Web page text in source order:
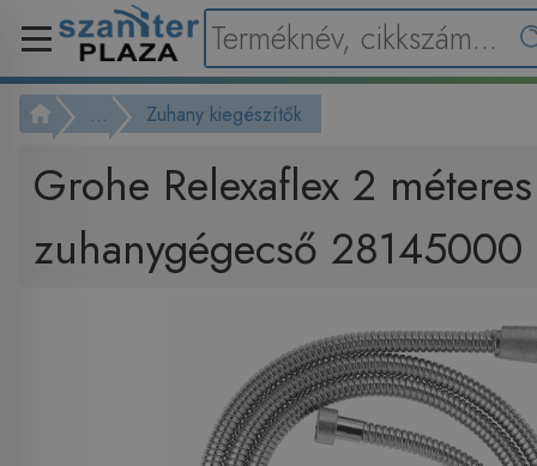
... Zuhany kiegészítők
Grohe Relexaflex 2 méteres
zuhanygégecső 28145000